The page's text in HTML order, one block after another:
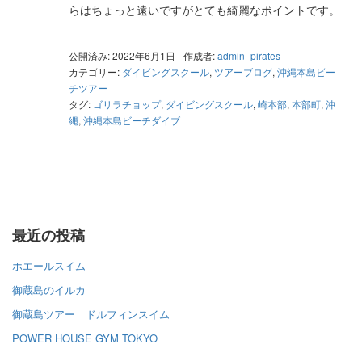
らはちょっと遠いですがとても綺麗なポイントです。
公開済み: 2022年6月1日 作成者:admin_pirates
カテゴリー: ダイビングスクール, ツアーブログ, 沖縄本島ビー
チツアー
タグ: ゴリラチョップ, ダイビングスクール, 崎本部, 本部町, 沖
縄, 沖縄本島ビーチダイブ
最近の投稿
ホエールスイム
御蔵島のイルカ
御蔵島ツアー ドルフィンスイム
POWER HOUSE GYM TOKYO